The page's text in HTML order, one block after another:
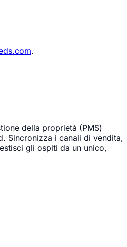
.
della proprietà (PMS)
Sincronizza i canali di vendita,
gli ospiti da un unico,